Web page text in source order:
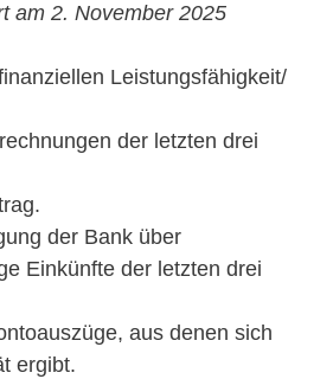
am 2. November 2025
Leistungsfähigkeit/
der letzten drei
der Bank über
Einkünfte der letzten drei
aus denen sich
ergibt.